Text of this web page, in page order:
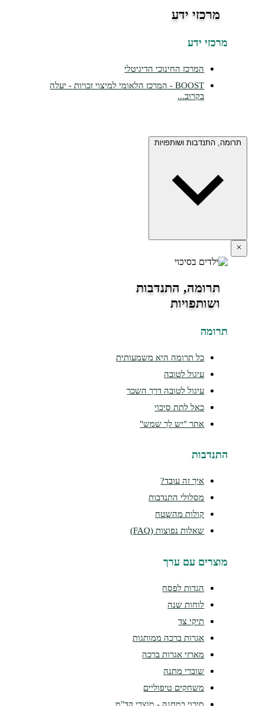
מרכזי ידע
מרכזי ידע
המרכז החינוכי הדיגיטלי
BOOST - המרכז הלאומי למיצוי זכויות - יעלה
בקרוב...
תרומה, התנדבות ושותפויות
תרומה, התנדבות
ושותפויות
תרומה
כל תרומה היא משמעותית
עיגול לטובה
עיגול לטובה דרך השכר
כאל לתת סיכוי
אתר "יש לך שמש"
התנדבות
איך זה עובד?
מסלולי התנדבות
קולות מהשטח
שאלות נפוצות (FAQ)
מוצרים עם ערך
הגדות לפסח
לוחות שנה
תיקי צד
אגרות ברכה ממותגות
מארזי אגרות ברכה
שוברי מתנה
משחקים טיפוליים